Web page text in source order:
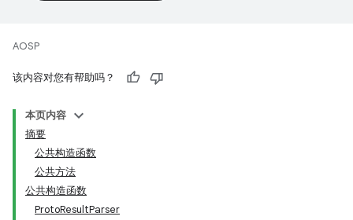
AOSP
该内容对您有帮助吗？
本页内容
摘要
公共构造函数
公共方法
公共构造函数
ProtoResultParser